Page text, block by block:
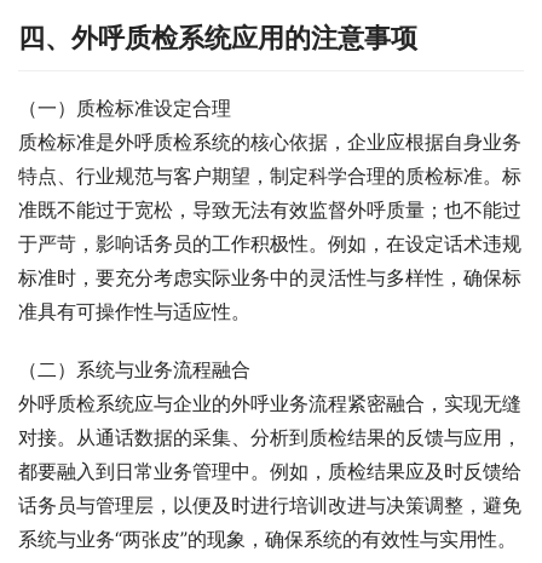
四、外呼质检系统应用的注意事项
（一）质检标准设定合理
质检标准是外呼质检系统的核心依据，企业应根据自身业务
特点、行业规范与客户期望，制定科学合理的质检标准。标
准既不能过于宽松，导致无法有效监督外呼质量；也不能过
于严苛，影响话务员的工作积极性。例如，在设定话术违规
标准时，要充分考虑实际业务中的灵活性与多样性，确保标
准具有可操作性与适应性。
（二）系统与业务流程融合
外呼质检系统应与企业的外呼业务流程紧密融合，实现无缝
对接。从通话数据的采集、分析到质检结果的反馈与应用，
都要融入到日常业务管理中。例如，质检结果应及时反馈给
话务员与管理层，以便及时进行培训改进与决策调整，避免
系统与业务“两张皮”的现象，确保系统的有效性与实用性。